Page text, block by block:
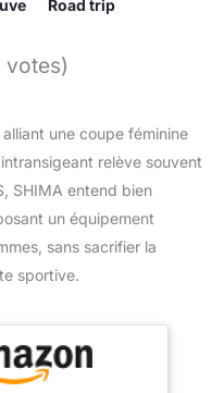
Road trip
votes)
une coupe féminine
relève souvent
SHIMA entend bien
un équipement
sans sacrifier la
sportive.